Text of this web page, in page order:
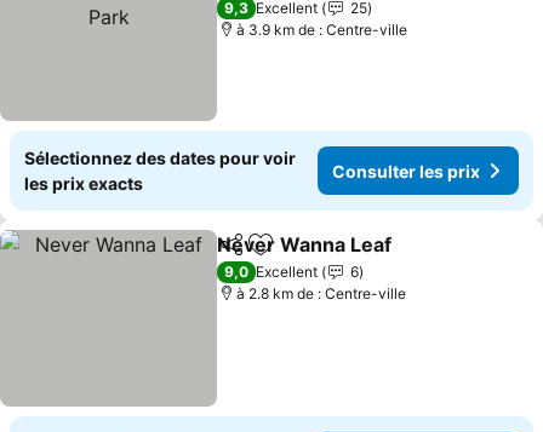
Consulter les prix
9,3 Excellent
25
à 3.9 km de : Centre-ville
Sélectionnez des dates pour voir
les prix exacts
Consulter les prix
PartagerAjouter à mes favoris
Never Wanna Leaf
9,0 Excellent
6
à 2.8 km de : Centre-ville